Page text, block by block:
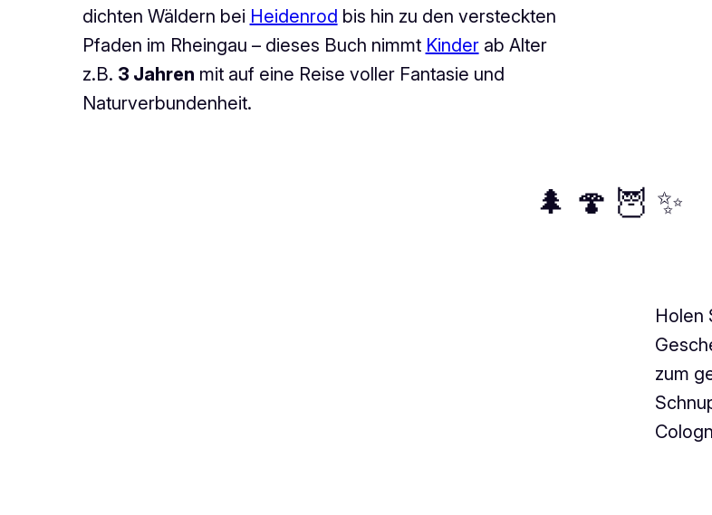
dichten Wäldern bei Heidenrod bis hin zu den versteckten
Pfaden im Rheingau – dieses Buch nimmt Kinderab Alter
z.B. 3 Jahren mit auf eine Reise voller Fantasie und
Naturverbundenheit.
🌲 🍄 🦉 ✨
Holen
zum